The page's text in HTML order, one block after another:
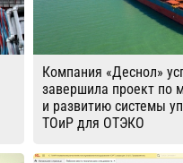
Компания «Деснол»
завершила проект по
и развитию системы
ТОиР для ОТЭКО